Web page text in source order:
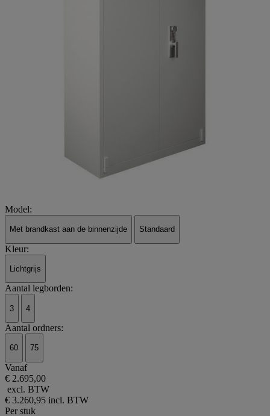
Model:
Met brandkast aan de binnenzijde Standaard
Kleur:
Lichtgrijs
Aantal legborden:
3 4
Aantal ordners:
60 75
Vanaf
€ 2.695,00
excl. BTW
€ 3.260,95 incl. BTW
Per stuk